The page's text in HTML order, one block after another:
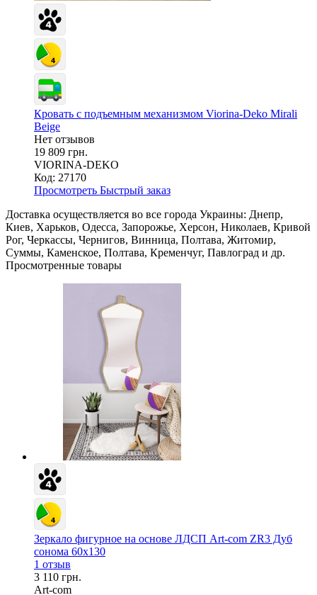
Кровать с подъемным механизмом Viorina-Deko Mirali
Beige
Нет отзывов
19 809 грн.
VIORINA-DEKO
Код: 27170
Просмотреть Быстрый заказ
Доставка осуществляется во все города Украины: Днепр,
Киев, Харьков, Одесса, Запорожье, Херсон, Николаев, Кривой
Рог, Черкассы, Чернигов, Винница, Полтава, Житомир,
Суммы, Каменское, Полтава, Кременчуг, Павлоград и др.
Просмотренные товары
Зеркало фигурное на основе ЛДСП Art-com ZR3 Дуб
сонома 60х130
1 отзыв
3 110 грн.
Art-com